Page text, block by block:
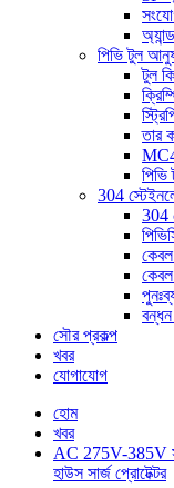
পিভি টুল
টুল
তার
পিভি
304
304
কেবল
বন্ধন
সৌর প্রকল্প
খবর
যোগাযোগ
হোম
খবর
AC 275V-385V
হাউস সার্জ প্রোটেক্টর